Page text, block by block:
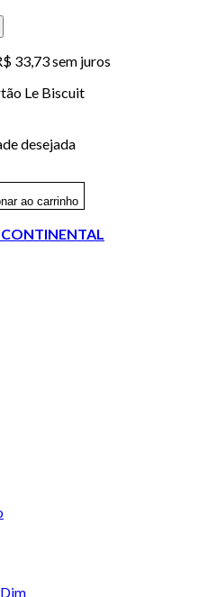
33,73 sem juros
Le Biscuit
desejada
ao carrinho